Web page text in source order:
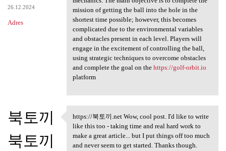
26.12.2024
Adres
mission of getting the ball into the hole in the
shortest time possible; however, this becomes
complicated due to the environmental variables
and obstacles present in each level. Players will
engage in the excitement of controlling the ball,
using strategic techniques to overcome obstacles
and complete the goal on the https://golf-orbit.io
platform
북토끼
북토끼
https://북토끼.net Wow, cool
https://북토끼.net Wow, cool post. I'd like to write
like this too - taking time and real hard work to
make a great article... but I put things off too much
and never seem to get started. Thanks though.